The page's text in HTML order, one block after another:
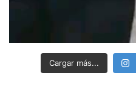
Cargar más...